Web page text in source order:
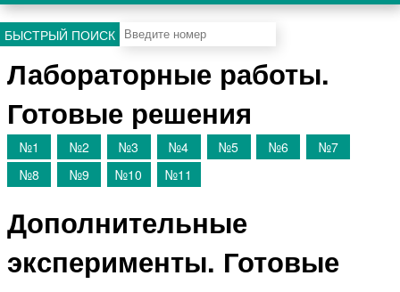
БЫСТРЫЙ ПОИСК
Лабораторные работы.
Готовые решения
№1 №2 №3 №4 №5 №6
№7
№8
№9 №10 №11
Дополнительные
эксперименты. Готовые